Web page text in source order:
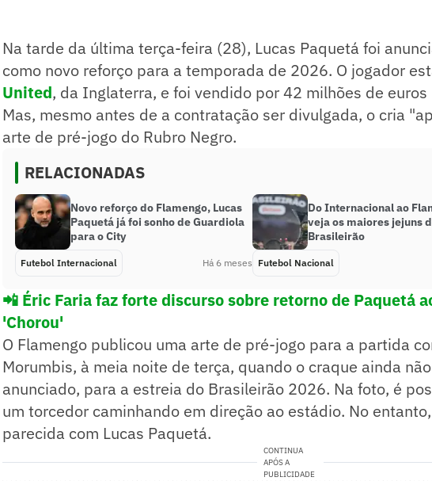
Na tarde da última terça-feira (28), Lucas Paquetá foi
como novo reforço para a temporada de 2026. O jogador
United, da Inglaterra, e foi vendido por 42 milhões de
Mas, mesmo antes de a contratação ser divulgada, o cria
arte de pré-jogo do Rubro Negro.
RELACIONADAS
Novo reforço do Flamengo, Lucas
Paquetá já foi sonho de Guardiola
para o City
Futebol Internacional Há 6 meses
Do Internacional ao
veja os maiores jejuns
Brasileirão
Futebol Nacional
📲 Éric Faria faz forte discurso sobre retorno de Paquetá
'Chorou'
O Flamengo publicou uma arte de pré-jogo para a partida
Morumbis, à meia noite de terça, quando o craque ainda
anunciado, para a estreia do Brasileirão 2026. Na foto, é
um torcedor caminhando em direção ao estádio. No
parecida com Lucas Paquetá.
CONTINUA
APÓS A
PUBLICIDADE